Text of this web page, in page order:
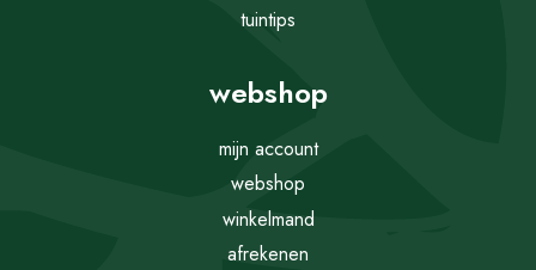
tuintips
webshop
mijn account
webshop
winkelmand
afrekenen